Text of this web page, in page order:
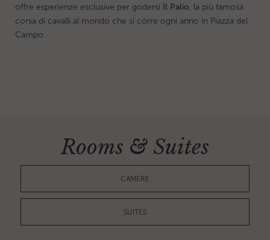
offre esperienze esclusive per godersi
Il Palio , la più famosa
corsa di cavalli al mondo che si corre ogni anno in Piazza del
Campo.
Rooms & Suites
CAMERE
SUITES